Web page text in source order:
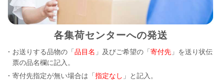
各集荷センターへの発送
・お送りする品物の「品目名 」及びご希望の「寄付先 」を送り状伝
票の品名欄に記入。
・寄付先指定が無い場合は「指定なし 」と記入。